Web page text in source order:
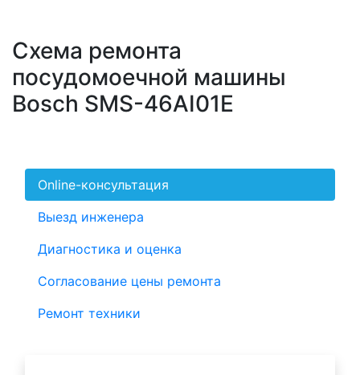
Схема ремонта
посудомоечной машины
Bosch SMS-46AI01E
Online-консультация
Выезд инженера
Диагностика и оценка
Согласование цены ремонта
Ремонт техники